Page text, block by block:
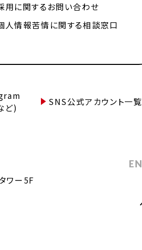
用に関するお問い合わせ
人情報苦情に関する相談窓口
ど)
SNS公式アカウント一覧
EN
ワー5F